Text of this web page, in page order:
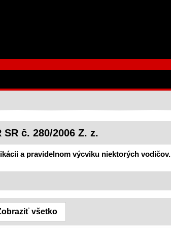
SR č. 280/2006 Z. z.
a pravidelnom výcviku niektorých vodičov.
všetko